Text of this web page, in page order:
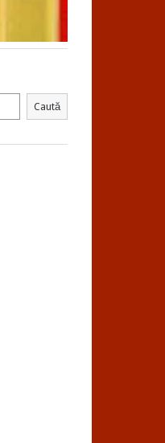
Caută